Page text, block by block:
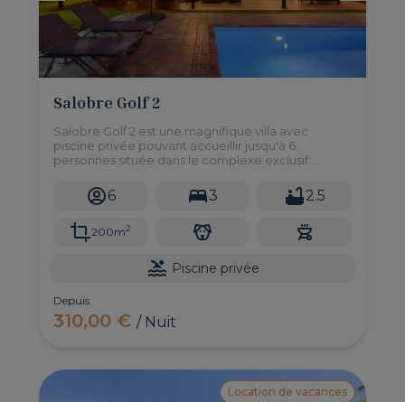
Salobre Golf 2
Salobre Golf 2 est une magnifique villa avec
piscine privée pouvant accueillir jusqu'à 6
personnes située dans le complexe exclusif
trois chambres doubles, d'un jardin, d'un barbecue
et de tout ce dont vous avez besoin pour profiter
6 3 2.5
200m2
Piscine privée
Depuis
310,00 €/ Nuit
Location de vacances